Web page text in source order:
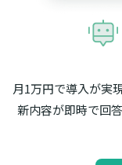
月1万円で導入が実
新内容が即時で回